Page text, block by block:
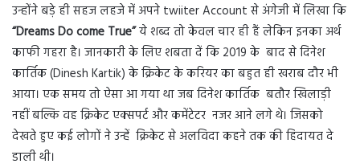
उन्होंने बड़े ही सहज लहजे में अपने twiiter Account से अंगेजी में लिखा कि
“Dreams Do come True”ये शब्द तो केवल चार ही हैं लेकिन इनका अर्थ
काफी गहरा है। जानकारी के लिए शबता दें कि 2019 के बाद से दिनेश
कार्तिक (Dinesh Kartik) के क्रिकेट के करियर का बहुत ही खराब दौर भी
आया। एक समय तो ऐसा आ गया था जब दिनेश कार्तिक बतौर खिलाड़ी
नहीं बल्कि वह क्रिकेट एक्सपर्ट और कमेंटेटर नजर आने लगे थे। जिसको
देखते हुए कई लोगों ने उन्हें क्रिकेट से अलविदा कहने तक की हिदायत दे
डाली थी।